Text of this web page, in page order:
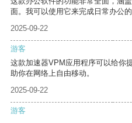
面。我可以使用它来完成日常办公
2025-09-22
游客
这款加速器VPM应用程序可以给你
助你在网络上自由移动。
2025-09-22
游客